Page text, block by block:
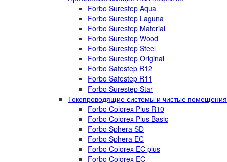
Forbo Surestep Aqua
Forbo Surestep Laguna
Forbo Surestep Material
Forbo Surestep Wood
Forbo Surestep Steel
Forbo Surestep Original
Forbo Safestep R12
Forbo Safestep R11
Forbo Surestep Star
Токопроводящие системы и чистые помещения
Forbo Colorex Plus R10
Forbo Colorex Plus Basic
Forbo Sphera SD
Forbo Sphera EC
Forbo Colorex EC plus
Forbo Colorex EC